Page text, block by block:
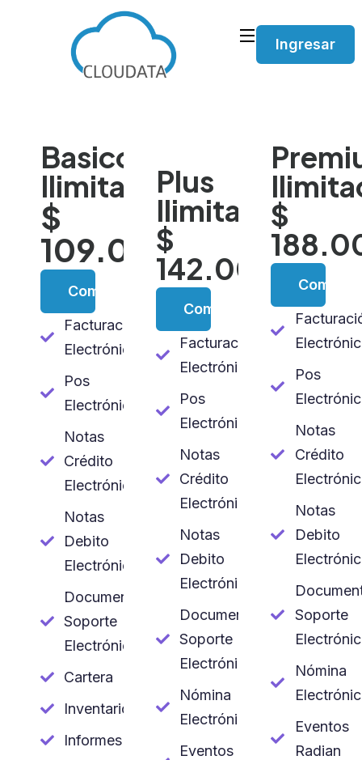
Ingresar
Basico
Ilimitado
$
109.000
Comprar
Facturación
Electrónica
Pos
Electrónico
Notas
Crédito
Electrónicas
Notas
Debito
Electrónicas
Documento
Soporte
Electrónico
Cartera
Inventario
Informes
Plus
Ilimitado
$
142.000
Comprar
Facturación
Electrónica
Pos
Electrónico
Notas
Crédito
Electrónicas
Notas
Debito
Electrónicas
Documento
Soporte
Electrónico
Nómina
Electrónica
Eventos
$
Comprar
Pos
Notas
Crédito
Notas
Debito
Soporte
Nómina
Eventos
Radian